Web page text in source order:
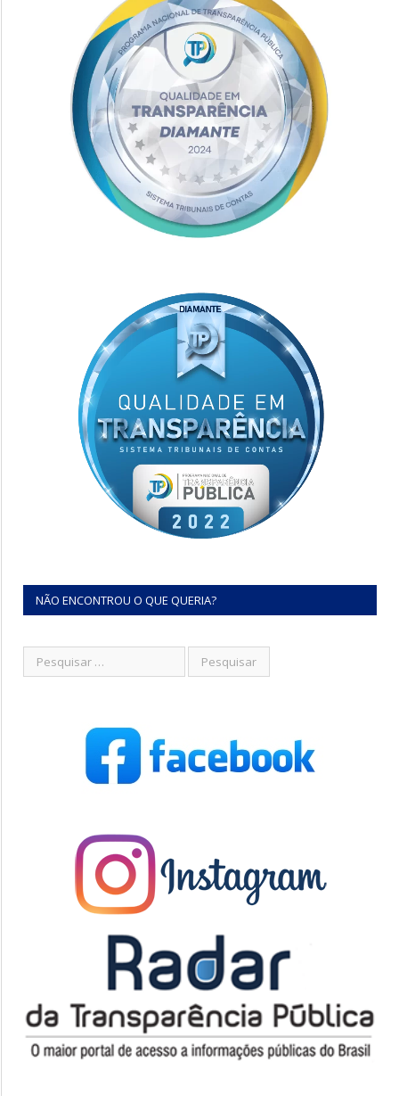
NÃO ENCONTROU O QUE QUERIA?